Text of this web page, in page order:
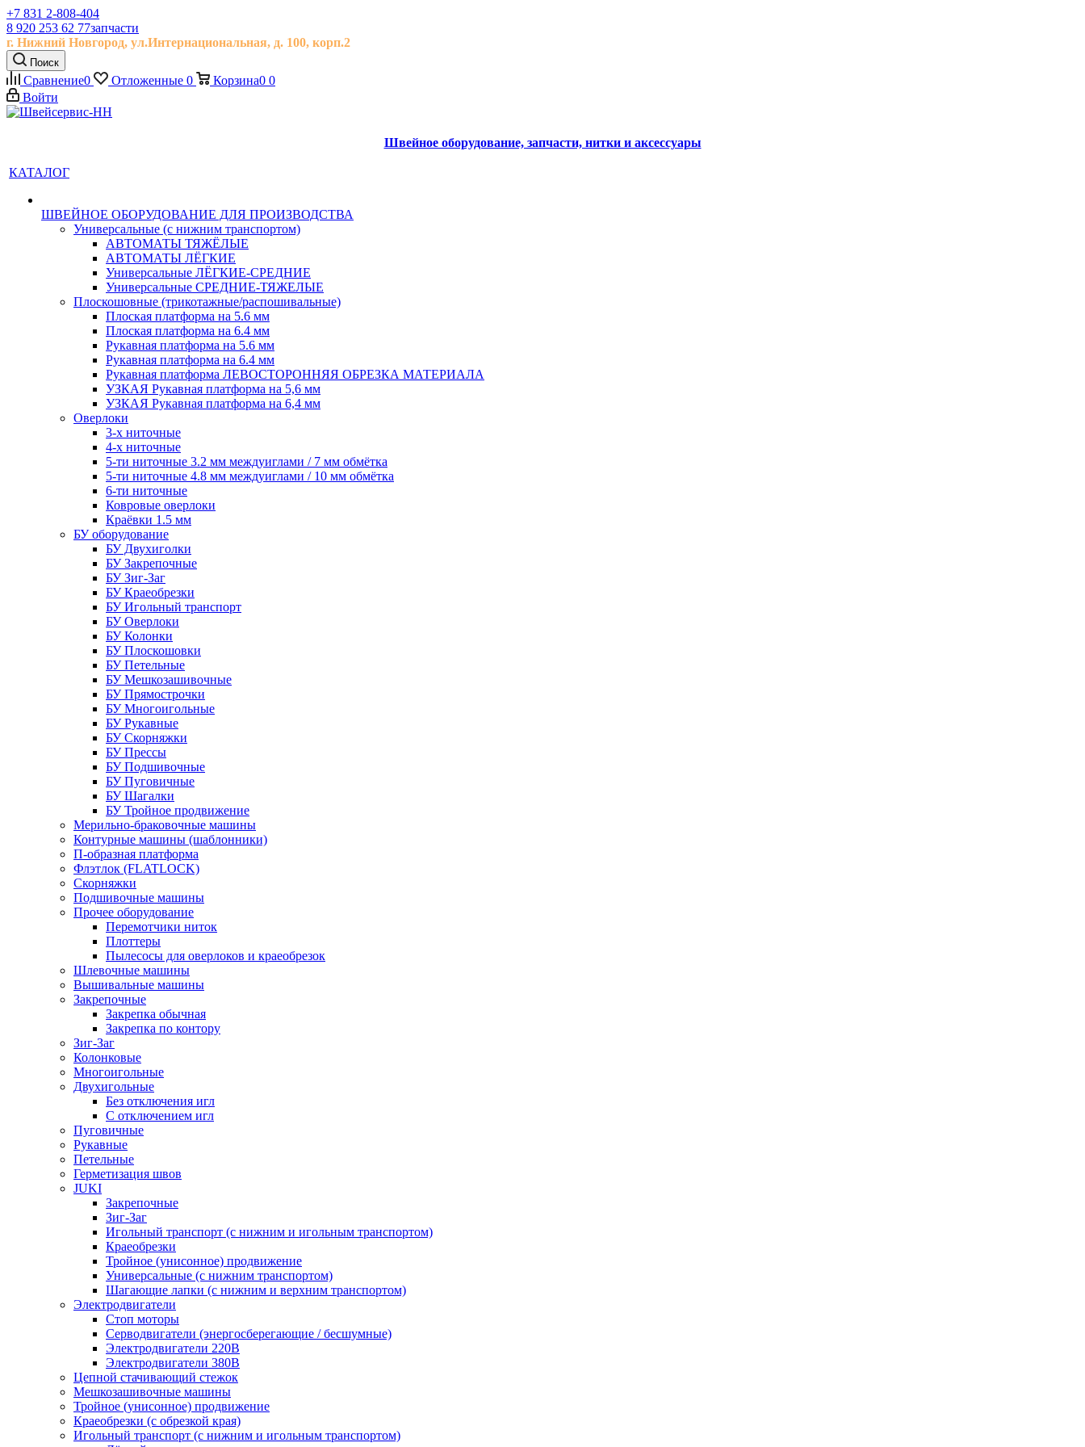
+7 831 2-808-404
8 920 253 62 77запчасти
г. Нижний Новгород, ул.Интернациональная, д. 100, корп.2
Поиск
Сравнение0 Отложенные 0 Корзина0 0
Войти
Швейное оборудование, запчасти, нитки и аксессуары
КАТАЛОГ
ШВЕЙНОЕ ОБОРУДОВАНИЕ ДЛЯ ПРОИЗВОДСТВА
Универсальные (с нижним транспортом)
АВТОМАТЫ ТЯЖЁЛЫЕ
АВТОМАТЫ ЛЁГКИЕ
Универсальные ЛЁГКИЕ-СРЕДНИЕ
Универсальные СРЕДНИЕ-ТЯЖЕЛЫЕ
Плоскошовные (трикотажные/распошивальные)
Плоская платформа на 5.6 мм
Плоская платформа на 6.4 мм
Рукавная платформа на 5.6 мм
Рукавная платформа на 6.4 мм
Рукавная платформа ЛЕВОСТОРОННЯЯ ОБРЕЗКА МАТЕРИАЛА
УЗКАЯ Рукавная платформа на 5,6 мм
УЗКАЯ Рукавная платформа на 6,4 мм
Оверлоки
3-х ниточные
4-х ниточные
5-ти ниточные 3.2 мм междуиглами / 7 мм обмётка
5-ти ниточные 4.8 мм междуиглами / 10 мм обмётка
6-ти ниточные
Ковровые оверлоки
Краёвки 1.5 мм
БУ оборудование
БУ Двухиголки
БУ Закрепочные
БУ Зиг-Заг
БУ Краеобрезки
БУ Игольный транспорт
БУ Оверлоки
БУ Колонки
БУ Плоскошовки
БУ Петельные
БУ Мешкозашивочные
БУ Прямострочки
БУ Многоигольные
БУ Рукавные
БУ Скорняжки
БУ Прессы
БУ Подшивочные
БУ Пуговичные
БУ Шагалки
БУ Тройное продвижение
Мерильно-браковочные машины
Контурные машины (шаблонники)
П-образная платформа
Флэтлок (FLATLOCK)
Скорняжки
Подшивочные машины
Прочее оборудование
Перемотчики ниток
Плоттеры
Пылесосы для оверлоков и краеобрезок
Шлевочные машины
Вышивальные машины
Закрепочные
Закрепка обычная
Закрепка по контору
Зиг-Заг
Колонковые
Многоигольные
Двухигольные
Без отключения игл
С отключением игл
Пуговичные
Рукавные
Петельные
Герметизация швов
JUKI
Закрепочные
Зиг-Заг
Игольный транспорт (с нижним и игольным транспортом)
Краеобрезки
Тройное (унисонное) продвижение
Универсальные (с нижним транспортом)
Шагающие лапки (с нижним и верхним транспортом)
Электродвигатели
Стоп моторы
Серводвигатели (энергосберегающие / бесшумные)
Электродвигатели 220В
Электродвигатели 380В
Цепной стачивающий стежок
Мешкозашивочные машины
Тройное (унисонное) продвижение
Краеобрезки (с обрезкой края)
Игольный транспорт (с нижним и игольным транспортом)